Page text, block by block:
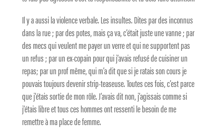
Il y a aussi la violence verbale. Les insultes. Dites par des inconnus
dans la rue ; par des potes, mais ça va, c’était juste une vanne ; par
des mecs qui veulent me payer un verre et qui ne supportent pas
un refus ; par un ex-copain pour qui j’avais refusé de cuisiner un
repas; par un prof même, qui m’a dit que si je ratais son cours je
pouvais toujours devenir strip-teaseuse. Toutes ces fois, c’est parce
que j’étais sortie de mon rôle. J’avais dit non, j’agissais comme si
j’étais libre et tous ces hommes ont ressenti le besoin de me
remettre à ma place de femme.